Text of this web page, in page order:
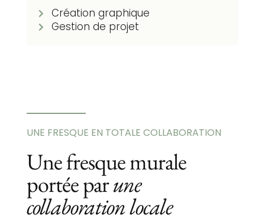
Création graphique
Gestion de projet
UNE FRESQUE EN TOTALE COLLABORATION
Une fresque murale
portée parune
collaboration locale